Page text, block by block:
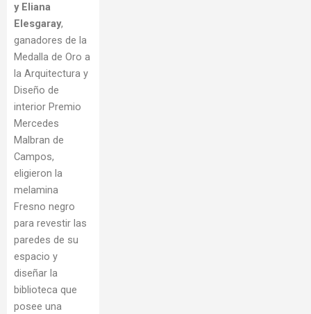
y Eliana
Elesgaray,
ganadores de la
Medalla de Oro a
la Arquitectura y
Diseño de
interior Premio
Mercedes
Malbran de
Campos,
eligieron la
melamina
Fresno negro
para revestir las
paredes de su
espacio y
diseñar la
biblioteca que
posee una